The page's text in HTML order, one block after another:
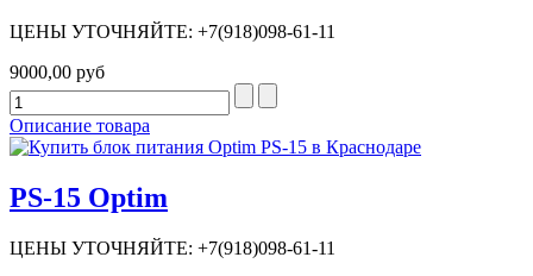
ЦЕНЫ УТОЧНЯЙТЕ: +7(918)098-61-11
9000,00 руб
Описание товара
PS-15 Optim
ЦЕНЫ УТОЧНЯЙТЕ: +7(918)098-61-11